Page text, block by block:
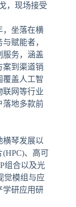
，现场接受
，坐落在横
赋能者，
服务，涵盖
案到渠道销
覆盖人工智
联网等行业
落地多款前
横琴发展以
、高可
组合以及光
觉模组与应
学研应用研